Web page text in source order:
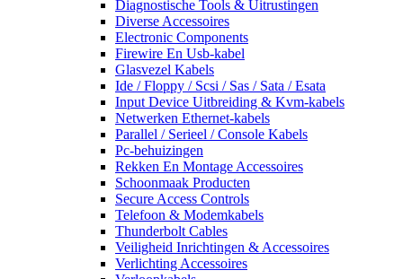
Diagnostische Tools & Uitrustingen
Diverse Accessoires
Electronic Components
Firewire En Usb-kabel
Glasvezel Kabels
Ide / Floppy / Scsi / Sas / Sata / Esata
Input Device Uitbreiding & Kvm-kabels
Netwerken Ethernet-kabels
Parallel / Serieel / Console Kabels
Pc-behuizingen
Rekken En Montage Accessoires
Schoonmaak Producten
Secure Access Controls
Telefoon & Modemkabels
Thunderbolt Cables
Veiligheid Inrichtingen & Accessoires
Verlichting Accessoires